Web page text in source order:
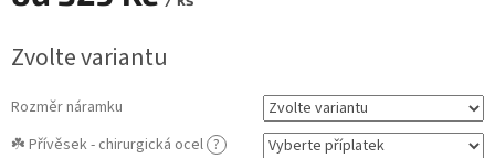
cena:
Zvolte variantu
Rozměr náramku
☘️ Přívěsek - chirurgická ocel ?